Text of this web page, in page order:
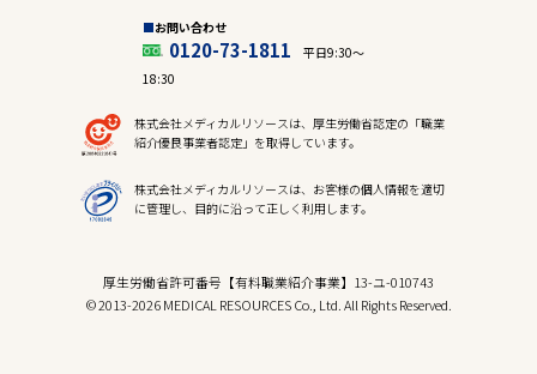
お問い合わせ
0120-73-1811
平日9:30〜
18:30
株式会社メディカルリソースは、厚生労働省認定の「職業
紹介優良事業者認定」を取得しています。
株式会社メディカルリソースは、お客様の個人情報を適切
に管理し、目的に沿って正しく利用します。
厚生労働省許可番号【有料職業紹介事業】13-ユ-010743
© 2013-2026 MEDICAL RESOURCES Co., Ltd. All Rights Reserved.